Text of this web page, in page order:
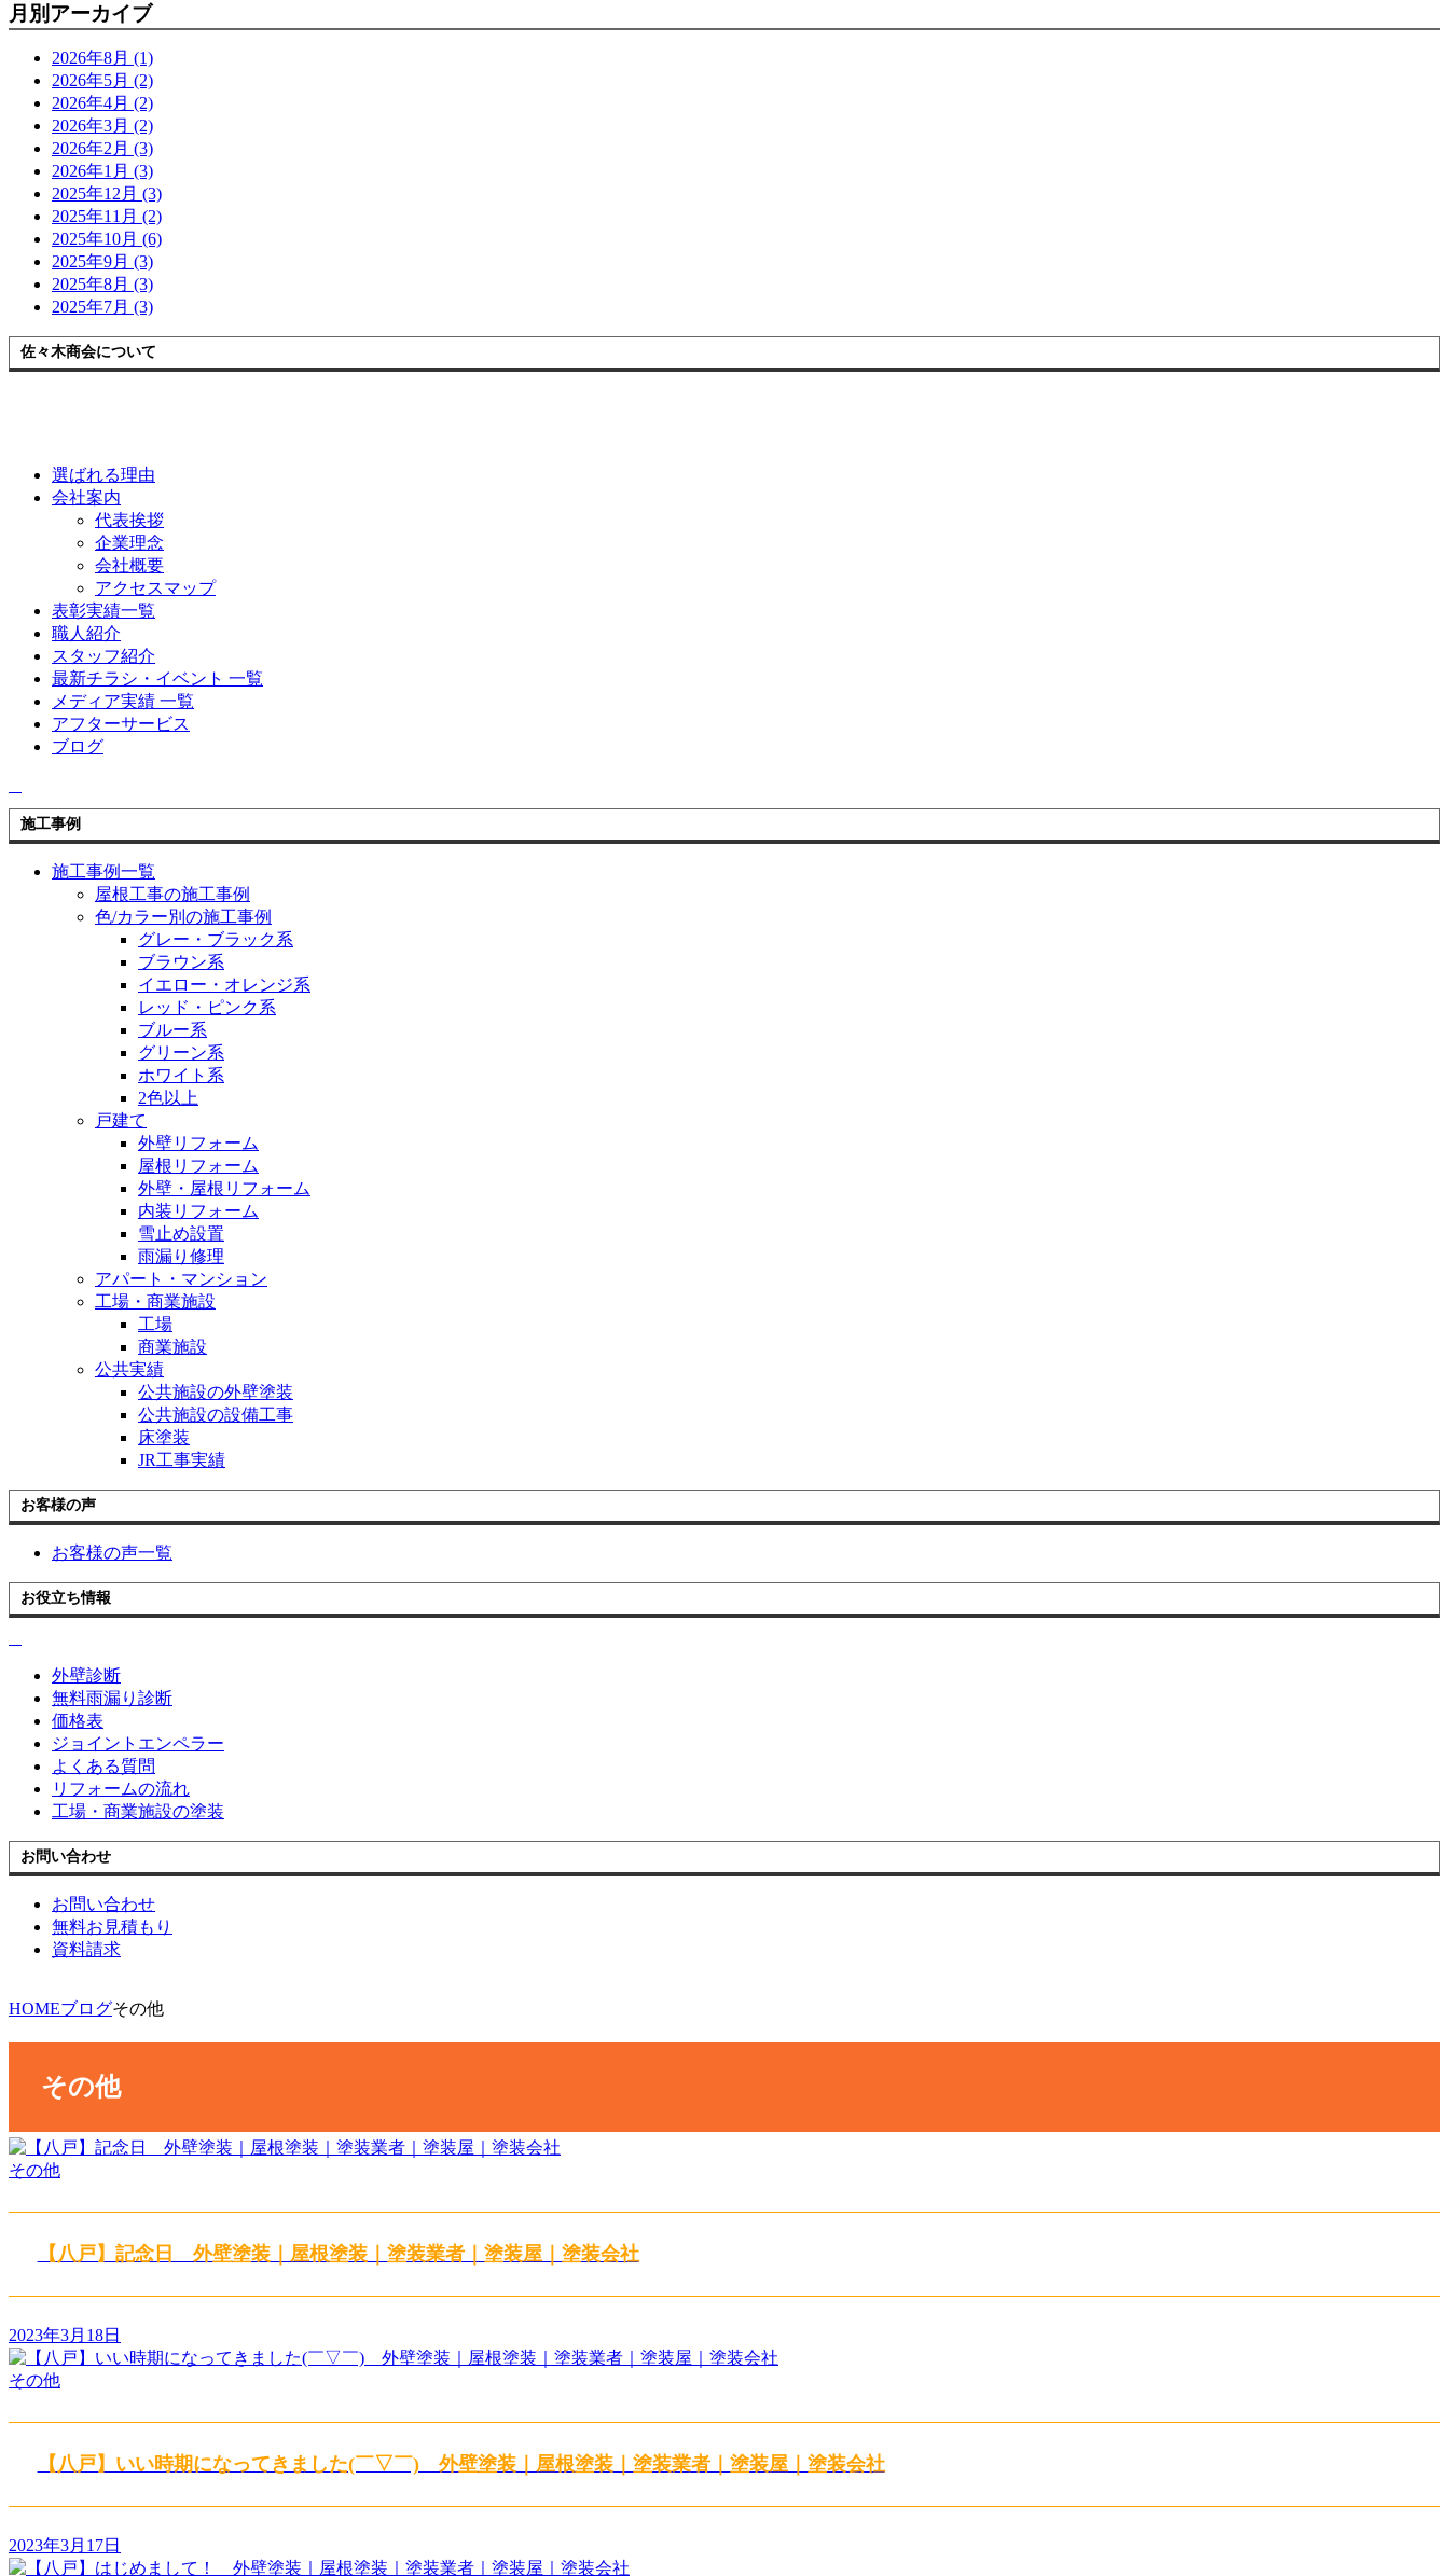
月別アーカイブ
2026年8月 (1)
2026年5月 (2)
2026年4月 (2)
2026年3月 (2)
2026年2月 (3)
2026年1月 (3)
2025年12月 (3)
2025年11月 (2)
2025年10月 (6)
2025年9月 (3)
2025年8月 (3)
2025年7月 (3)
佐々木商会について
選ばれる理由
会社案内
代表挨拶
企業理念
会社概要
アクセスマップ
表彰実績一覧
職人紹介
スタッフ紹介
最新チラシ・イベント 一覧
メディア実績 一覧
アフターサービス
ブログ
施工事例
施工事例一覧
屋根工事の施工事例
色/カラー別の施工事例
グレー・ブラック系
ブラウン系
イエロー・オレンジ系
レッド・ピンク系
ブルー系
グリーン系
ホワイト系
2色以上
戸建て
外壁リフォーム
屋根リフォーム
外壁・屋根リフォーム
内装リフォーム
雪止め設置
雨漏り修理
アパート・マンション
工場・商業施設
工場
商業施設
公共実績
公共施設の外壁塗装
公共施設の設備工事
床塗装
JR工事実績
お客様の声
お客様の声一覧
お役立ち情報
外壁診断
無料雨漏り診断
価格表
ジョイントエンペラー
よくある質問
リフォームの流れ
工場・商業施設の塗装
お問い合わせ
お問い合わせ
無料お見積もり
資料請求
HOMEブログその他
その他
その他
【八戸】記念日 外壁塗装｜屋根塗装｜塗装業者｜塗装屋｜塗装会社
2023年3月18日
その他
【八戸】いい時期になってきました(￣▽￣) 外壁塗装｜屋根塗装｜塗装業者｜塗装屋｜塗装会社
2023年3月17日